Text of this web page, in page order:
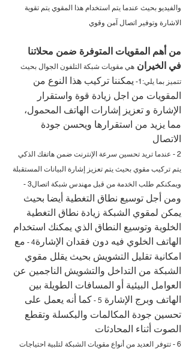
والفيديو بحيث عندما يتم استخدام هذا المقوي يتم تقوية
الاشارة وتوفير اتصال آمن وقوي
من أهم المقويات المتوفرة ضمن محلاتنا
في الخيران هي مقويات شبكة التلفون الجوال بحيث
تتميز بما يلي:1-
يمكننا تركيب هذا النوع من
المقويات من اجل زيادة قوة واستقرار
الإشارة و تعزيز إشارات الهاتف المحمول،
مما يزيد من استقرارها ويحسن جودة
الاتصال
2 - عندما تريد تحسين سرعة الإنترنت ضمن هاتفك الذكي
يتم تركيب مقوي بحيث يتم تعزيز إشارة البيانات المستقبلة
ويمكنكم طلب الخدمة من قبل مهندس شبكة اتصال3 -
ومن أجل توسيع نطاق التغطية أيضا بحيث
يمكن لمقوي الشبكة زيادة نطاق التغطية
الخلوية وتوسيع النطاق الذي يمكنك استخدام
الهاتف الخلوي فيه دون فقدان الإشارة4 -
مع
امكانية تقليل التشويش بحيث يقلل مقوي
الشبكة من التداخل والتشويش الناجمين عن
العوامل البيئية أو المسافات الطويلة بين
الهاتف وبرج الإشارة 5 -
كما أنه يعمل على
تحسين جودة المكالمات والبكسلة وتقطع
الصوت أثناء المحادثات
6 - تتوفر العديد من أنواع مقويات الشبكة لتلبية احتياجات